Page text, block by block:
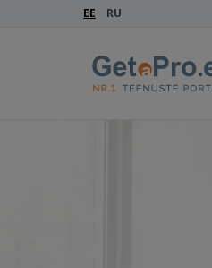
EE RU